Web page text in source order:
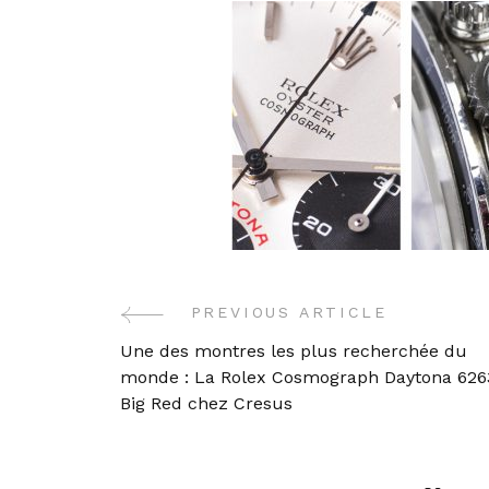
Post
Navigation
PREVIOUS ARTICLE
Une des montres les plus recherchée du
monde : La Rolex Cosmograph Daytona
Big Red chez Cresus